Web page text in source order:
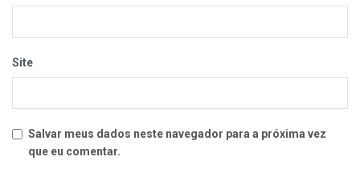
Site
Salvar meus dados neste navegador para a próxima vez
que eu comentar.